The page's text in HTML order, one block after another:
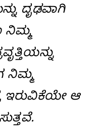
ದೃಢವಾಗಿ
ನಿಮ್ಮ
ನಿಮ್ಮ
ಇರುವಿಕೆಯೇ ಆ